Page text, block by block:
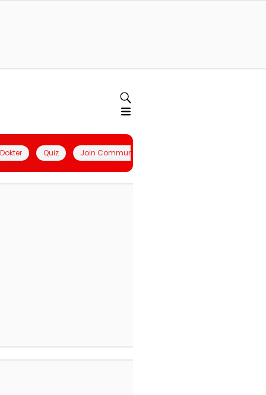
Quiz Join Community